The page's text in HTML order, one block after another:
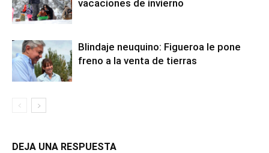
vacaciones de invierno
Blindaje neuquino: Figueroa le pone
freno a la venta de tierras
DEJA UNA RESPUESTA